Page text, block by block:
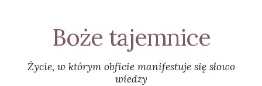
Boże tajemnice
Życie, w którym obficie manifestuje się słowo
wiedzy